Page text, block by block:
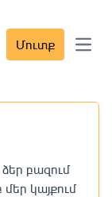
Մուտք Open
բազում
կայքում